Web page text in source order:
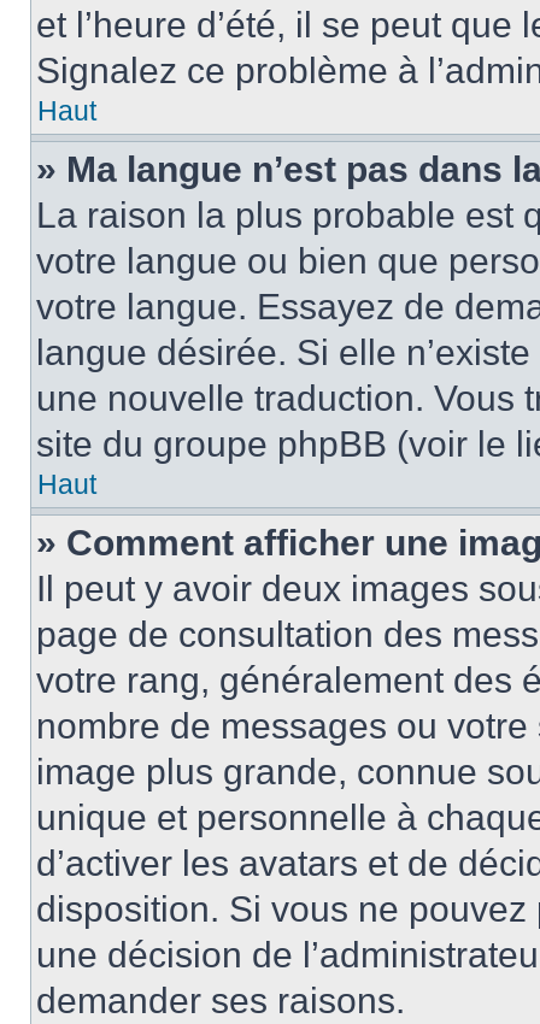
et l’heure d’été, il se peut que
Signalez ce problème à
Haut
» Ma langue n’est pas dans
La raison la plus probable est
votre langue ou bien que
votre langue. Essayez de
langue désirée. Si elle
une nouvelle traduction. Vous
site du groupe phpBB (voir le
Haut
» Comment afficher une
Il peut y avoir deux images
page de consultation des
votre rang, généralement des
nombre de messages ou
image plus grande, connue
unique et personnelle à
d’activer les avatars et de
disposition. Si vous ne pouvez
une décision de
demander ses raisons.